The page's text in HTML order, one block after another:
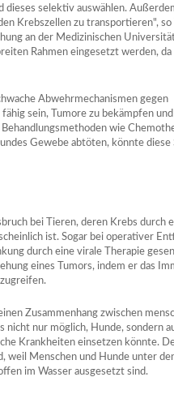
selektiv auswählen.
Krebszellen zu transportieren",
an der Medizinischen
Rahmen eingesetzt werden, da
Abwehrmechanismen gegen
sein, Tumore zu bekämpfen
wie
Gewebe abtöten, könnte diese
bei Tieren, deren Krebs durch
ist. Sogar bei operativer
durch eine virale Therapie
eines Tumors, indem er das
Zusammenhang zwischen
nur möglich, Hunde, sondern
Krankheiten einsetzen könnte.
weil Menschen und Hunde unter
im Wasser ausgesetzt sind.